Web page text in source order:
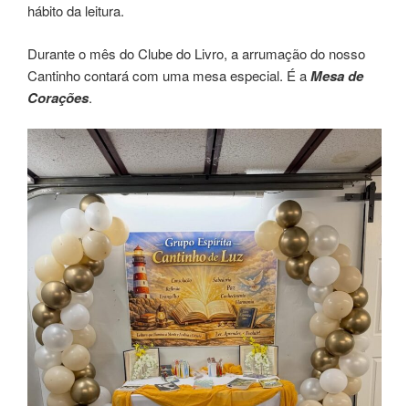
hábito da leitura.
Durante o mês do Clube do Livro, a arrumação do nosso
Cantinho contará com uma mesa especial. É aMesa de
Corações.